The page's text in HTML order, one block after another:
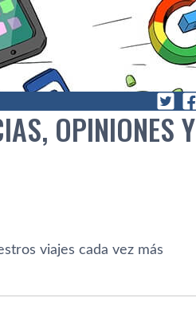
OPINIONES Y
viajes cada vez más